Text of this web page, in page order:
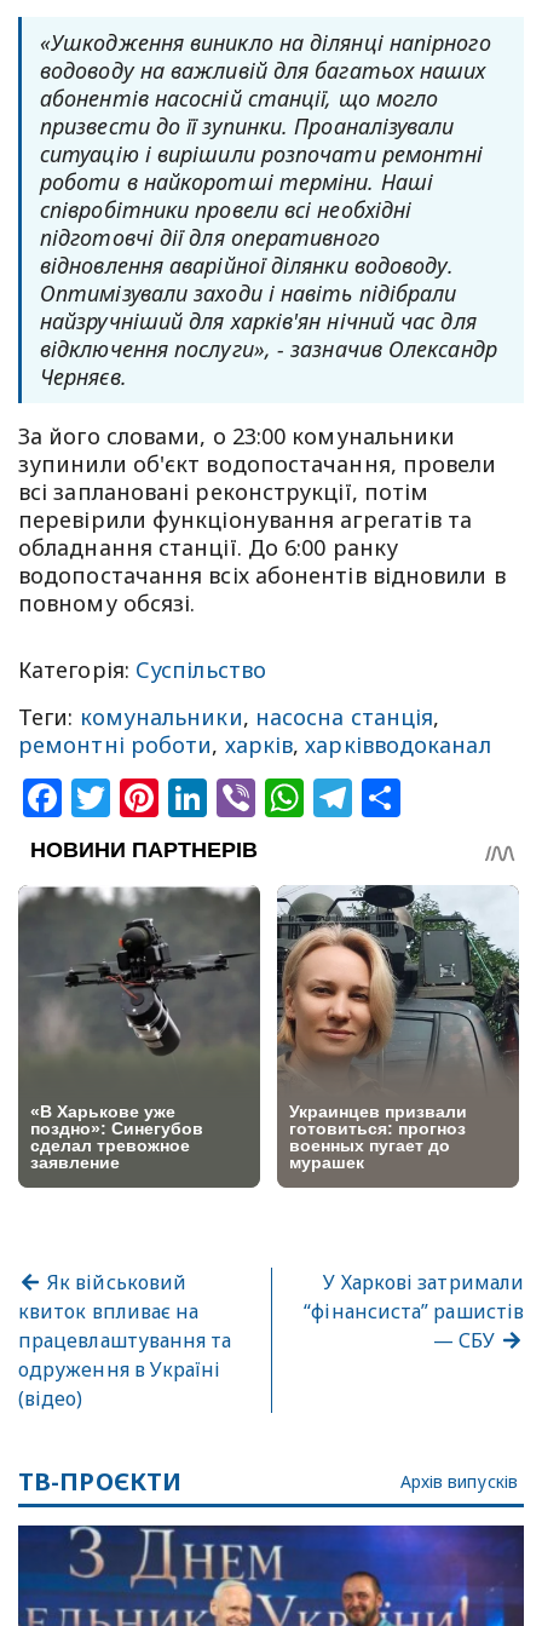
«Ушкодження виникло на ділянці напірного
водоводу на важливій для багатьох наших
абонентів насосній станції, що могло
призвести до її зупинки. Проаналізували
ситуацію і вирішили розпочати ремонтні
роботи в найкоротші терміни. Наші
співробітники провели всі необхідні
підготовчі дії для оперативного
відновлення аварійної ділянки водоводу.
Оптимізували заходи і навіть підібрали
найзручніший для харків'ян нічний час для
відключення послуги», - зазначив Олександр
Черняєв.
За його словами, о 23:00 комунальники
зупинили об'єкт водопостачання, провели
всі заплановані реконструкції, потім
перевірили функціонування агрегатів та
обладнання станції. До 6:00 ранку
водопостачання всіх абонентів відновили в
повному обсязі.
Категорія: Суспільство
Теги: комунальники, насосна станція,
ремонтні роботи, харків,харківводоканал
Facebook
Twitter
Pinterest
LinkedIn
ViberWhatsApp
Telegram
Як військовий
квиток впливає на
працевлаштування та
одруження в Україні
(відео)
У Харкові затримали
“фінансиста” рашистів
— СБУ
ТВ-ПРОЄКТИ Архів випусків